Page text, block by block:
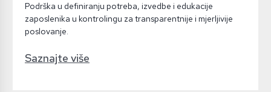
Podrška u definiranju potreba, izvedbe i edukacije
zaposlenika u kontrolingu za transparentnije i mjerljivije
poslovanje.
Saznajte više